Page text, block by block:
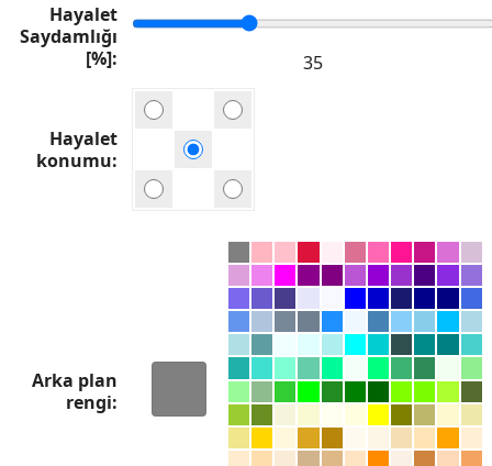
Hayalet
Saydamlığı
[%]
Hayalet
konumu
Arka plan
rengi